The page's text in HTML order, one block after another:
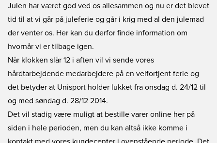
Julen har været god ved os allesammen og nu er det blevet
tid til at vi går på juleferie og går i krig med al den julemad
der venter os. Her kan du derfor finde information om
hvornår vi er tilbage igen.
Når klokken slår 12 i aften vil vi sende vores
hårdtarbejdende medarbejdere på en velfortjent ferie og
det betyder at Unisport holder lukket fra onsdag d. 24/12 til
og med søndag d. 28/12 2014.
Det vil stadig være muligt at bestille varer online her på
siden i hele perioden, men du kan altså ikke komme i